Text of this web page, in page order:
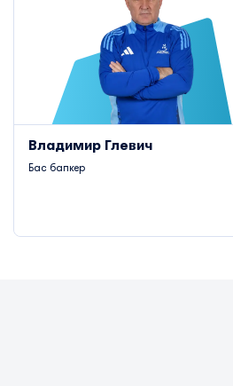
Владимир Глевич
Бас бапкер